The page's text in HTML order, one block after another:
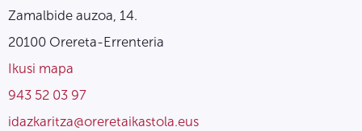
Zamalbide auzoa, 14.
20100 Orereta-Errenteria
Ikusi mapa
943 52 03 97
idazkaritza@oreretaikastola.eus